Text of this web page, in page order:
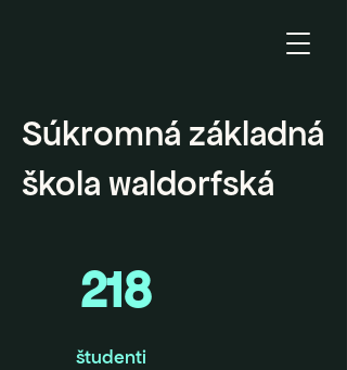
Súkromná základná
škola waldorfská
218
študenti